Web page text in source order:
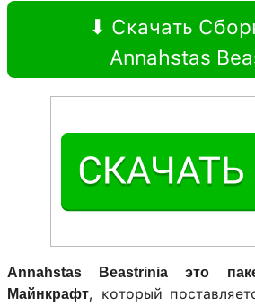
⬇ Скачать
Annahstas
Annahstas Beastrinia это
Майнкрафт, который